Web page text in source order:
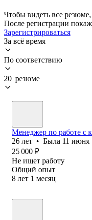
Чтобы видеть все резюме,
После регистрации
Зарегистрироваться
За всё время
По соответствию
20 резюме
Менеджер по работе с
26 лет • Была 11 июня
25 000 ₽
Не ищет работу
Общий опыт
8 лет 1 месяц